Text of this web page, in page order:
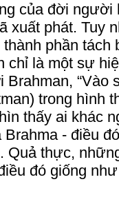
của đời người
xuất phát. Tuy
phần tách
chỉ là một sự
Brahman, “Vào
trong hình
thấy ai khác
- điều
Quả thực,
đó giống